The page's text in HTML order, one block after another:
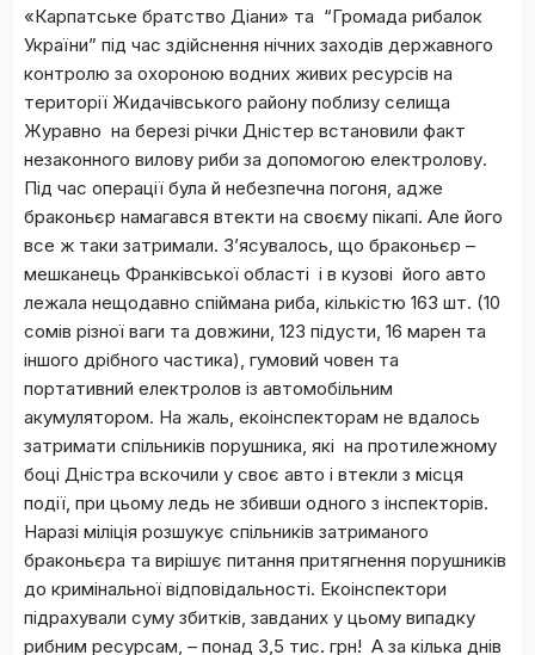
«Карпатське братство Діани» та “Громада рибалок
України” під час здійснення нічних заходів державного
контролю за охороною водних живих ресурсів на
території Жидачівського району поблизу селища
Журавно на березі річки Дністер встановили факт
незаконного вилову риби за допомогою електролову.
Під час операції була й небезпечна погоня, адже
браконьєр намагався втекти на своєму пікапі. Але його
все ж таки затримали. З’ясувалось, що браконьєр –
мешканець Франківської області і в кузові його авто
лежала нещодавно спіймана риба, кількістю 163 шт. (10
сомів різної ваги та довжини, 123 підусти, 16 марен та
іншого дрібного частика), гумовий човен та
портативний електролов із автомобільним
акумулятором. На жаль, екоінспекторам не вдалось
затримати спільників порушника, які на протилежному
боці Дністра вскочили у своє авто і втекли з місця
події, при цьому ледь не збивши одного з інспекторів.
Наразі міліція розшукує спільників затриманого
браконьєра та вирішує питання притягнення порушників
до кримінальної відповідальності. Екоінспектори
підрахували суму збитків, завданих у цьому випадку
рибним ресурсам, – понад 3,5 тис. грн! А за кілька днів